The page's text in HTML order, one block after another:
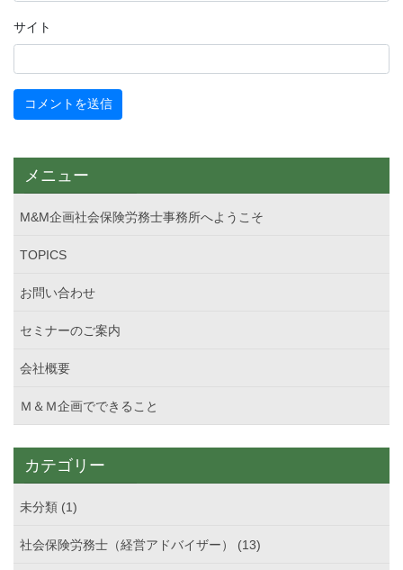
サイト
メニュー
M&M企画社会保険労務士事務所へようこそ
TOPICS
お問い合わせ
セミナーのご案内
会社概要
Ｍ＆Ｍ企画でできること
カテゴリー
未分類 (1)
社会保険労務士（経営アドバイザー） (13)